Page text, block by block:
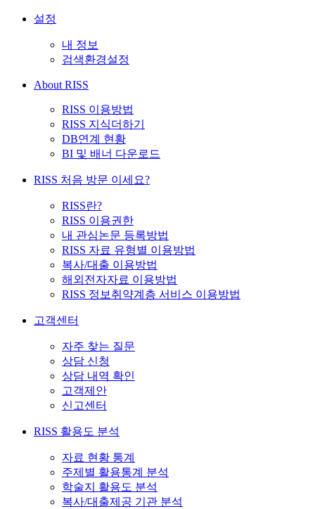
설정
내 정보
검색환경설정
About RISS
RISS 이용방법
RISS 지식더하기
DB연계 현황
BI 및 배너 다운로드
RISS 처음 방문 이세요?
RISS란?
RISS 이용권한
내 관심논문 등록방법
RISS 자료 유형별 이용방법
복사/대출 이용방법
해외전자자료 이용방법
RISS 정보취약계층 서비스 이용방법
고객센터
자주 찾는 질문
상담 신청
상담 내역 확인
고객제안
신고센터
RISS 활용도 분석
자료 현황 통계
주제별 활용통계 분석
학술지 활용도 분석
복사/대출제공 기관 분석